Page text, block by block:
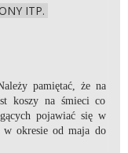
ITP.
pamiętać, że na
koszy na śmieci co
pojawiać się w
w okresie od maja do